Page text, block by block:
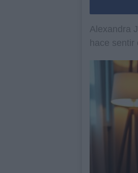
Alexandra
hace